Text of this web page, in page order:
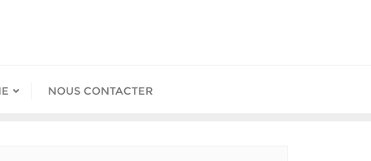
NOUS CONTACTER